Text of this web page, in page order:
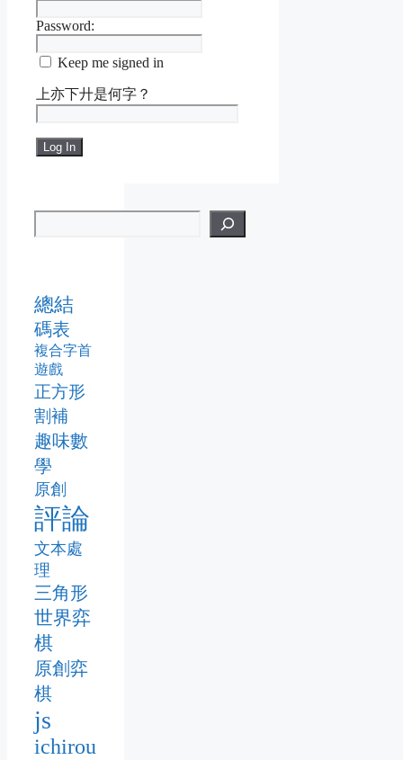
Password:
Keep me signed in
上亦下廾是何字？
Log In
總結
碼表
複合字首
遊戲
正方形
割補
趣味數
學
原創
評論
文本處
理
三角形
世界弈
棋
原創弈
棋
js
ichirou